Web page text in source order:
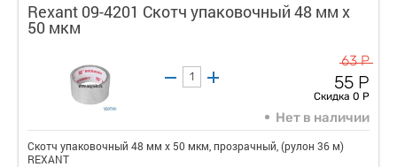
Rexant 09-4201 Скотч упаковочный 48 мм х
50 мкм
63 Р
55 Р
Скидка 0 Р
Нет в наличии
Скотч упаковочный 48 мм х 50 мкм, прозрачный, (рулон 36 м)
REXANT